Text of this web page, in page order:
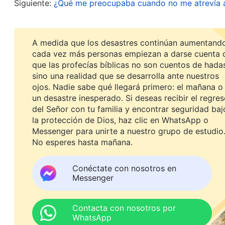
85). Tras leer las palabras de Dios, me congelé
ninguna persona que lo haya perseguido y
no pueden recibir Su indulgencia; solo pueden
aferrado a mis nociones y figuraciones y no
de los últimos días. En lugar de eso, había
iglesia para impedir que los creyentes
gente que ya había aceptado la obra de Dios
Había cometido una maldad enorme; sin duda,
buen resultado podía tener yo? Pero todavía me
entendí mal? Cuando Dios dijo que ‘
no puede
que blasfemó y lo calumnió después de oír Sus
de Dios con avidez, palabra por palabra. Dios
Él hablaba también incluían a quienes
Siguiente: ¿Qué me preocupaba cuando no me atrevía
A medida que los desastres continúan
cada vez más personas empiezan a darse cuenta
que las profecías bíblicas no son cuentos de
sino una realidad que se desarrolla ante nuestros
ojos. Nadie sabe qué llegará primero: el mañana o
un desastre inesperado. Si deseas recibir el
del Señor con tu familia y encontrar seguridad
la protección de Dios, haz clic en WhatsApp o
Messenger para unirte a nuestro grupo de estudio.
No esperes hasta mañana.
Conéctate con nosotros en
Messenger
Contacta con nosotros por
WhatsApp